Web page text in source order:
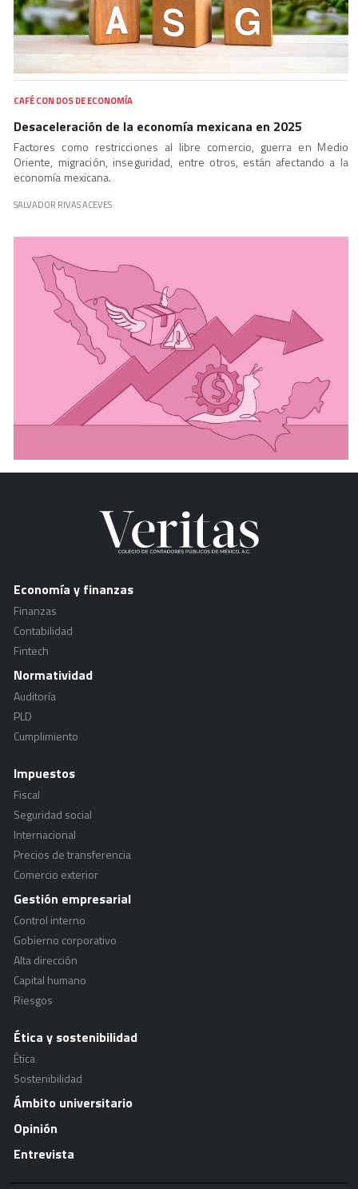
CAFÉ CON DOS DE ECONOMÍA
Desaceleración de la economía mexicana en 2025
Factores como restricciones al libre comercio, guerra en Medio
Oriente, migración, inseguridad, entre otros, están afectando a la
economía mexicana.
SALVADOR RIVAS ACEVES
Economía y finanzas
Finanzas
Contabilidad
Fintech
Normatividad
Auditoría
PLD
Cumplimiento
Impuestos
Fiscal
Seguridad social
Internacional
Precios de transferencia
Comercio exterior
Gestión empresarial
Control interno
Gobierno corporativo
Alta dirección
Capital humano
Riesgos
Ética y sostenibilidad
Ética
Sostenibilidad
Ámbito universitario
Opinión
Entrevista